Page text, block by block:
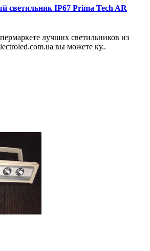
светильник IP67 Prima Tech AR
лучших светильников из
вы можете ку..